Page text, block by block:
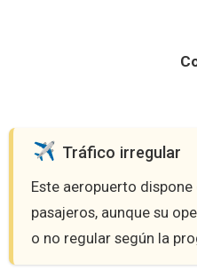
️ Tráfico irregular
Este aeropuerto
pasajeros, aunque su
o no regular según la